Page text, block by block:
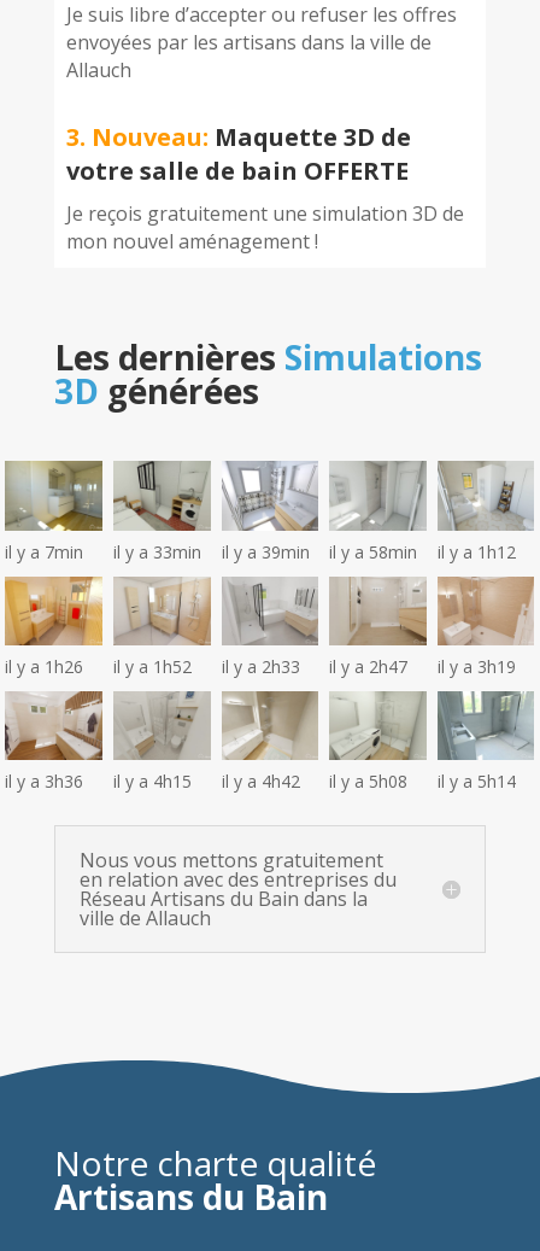
Je suis libre d’accepter ou refuser les offres
envoyées par les artisans dans la ville de
Allauch
3. Nouveau: Maquette 3D de
votre salle de bain OFFERTE
Je reçois gratuitement une simulation 3D de
mon nouvel aménagement !
Les dernières Simulations
3D générées
il y a 7min il y a 33min il y a 39min il y a 58min il y a 1h12
il y a 1h26 il y a 1h52 il y a 2h33 il y a 2h47 il y a 3h19
il y a 3h36 il y a 4h15 il y a 4h42 il y a 5h08 il y a 5h14
Nous vous mettons gratuitement
en relation avec des entreprises du
Réseau Artisans du Bain dans la
ville de Allauch
Notre charte qualité
Artisans du Bain